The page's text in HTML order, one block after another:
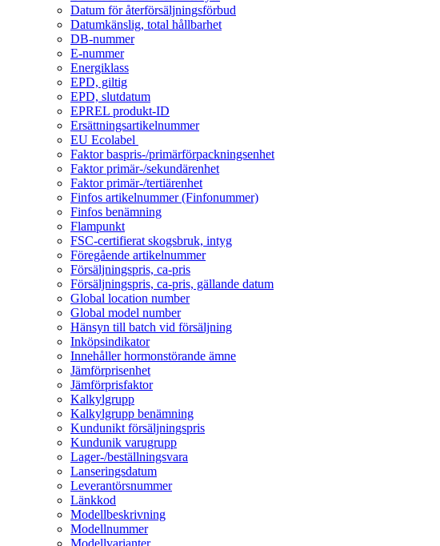
Datum för återförsäljningsförbud
Datumkänslig, total hållbarhet
DB-nummer
E-nummer
Energiklass
EPD, giltig
EPD, slutdatum
EPREL produkt-ID
Ersättningsartikelnummer
EU Ecolabel
Faktor baspris-/primärförpackningsenhet
Faktor primär-/sekundärenhet
Faktor primär-/tertiärenhet
Finfos artikelnummer (Finfonummer)
Finfos benämning
Flampunkt
FSC-certifierat skogsbruk, intyg
Föregående artikelnummer
Försäljningspris, ca-pris
Försäljningspris, ca-pris, gällande datum
Global location number
Global model number
Hänsyn till batch vid försäljning
Inköpsindikator
Innehåller hormonstörande ämne
Jämförprisenhet
Jämförprisfaktor
Kalkylgrupp
Kalkylgrupp benämning
Kundunikt försäljningspris
Kundunik varugrupp
Lager-/beställningsvara
Lanseringsdatum
Leverantörsnummer
Länkkod
Modellbeskrivning
Modellnummer
Modellvarianter